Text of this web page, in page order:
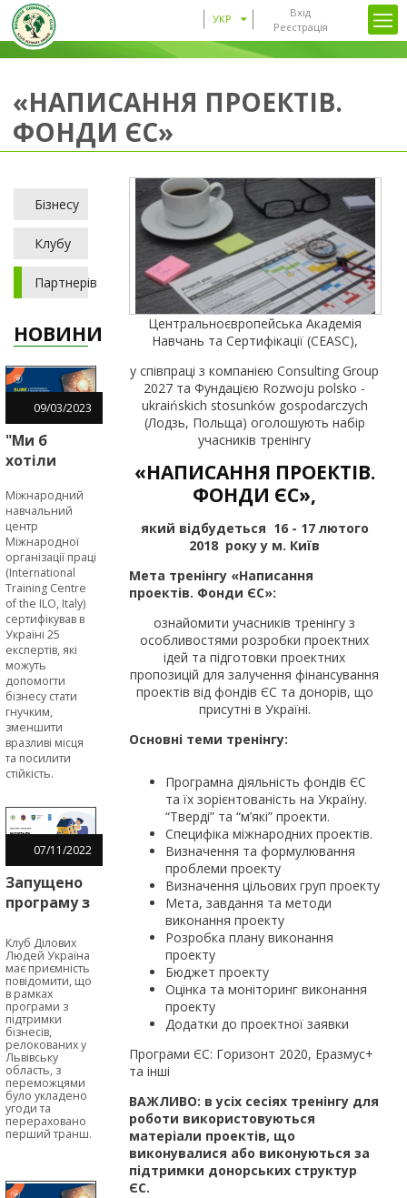
Вхід
Реєстрація
УКР
«НАПИСАННЯ ПРОЕКТІВ.
ФОНДИ ЄС»
Бізнесу
Клубу
Партнерів
НОВИНИ
09/03/2023
"Ми б
хотіли
SURE-
навчання
раніше", -
підприємці
в межах
EU4Business
Міжнародний
навчальний
центр
Міжнародної
організації праці
(International
Training Centre
of the ILO, Italy)
сертифікував в
Україні 25
експертів, які
можуть
допомогти
бізнесу стати
гнучким,
зменшити
вразливі місця
та посилити
стійкість.
07/11/2022
Запущено
програму з
мікрогрантів
для
бізнесів,
релокованих
у Львівську
область
Клуб Ділових
Людей Україна
має приємність
повідомити, що
в рамках
програми з
підтримки
бізнесів,
релокованих у
Львівську
область, з
переможцями
було укладено
угоди та
перераховано
перший транш.
Центральноєвропейська Академія
Навчань та Сертифікації (CEASC),
у співпраці з компанією Consulting Group
2027 та Фундацією Rozwoju polsko -
ukraińskich stosunków gospodarczych
(Лодзь, Польща) оголошують набір
учасників тренінгу
«НАПИСАННЯ ПРОЕКТІВ.
ФОНДИ ЄС»,
який відбудеться 16 - 17 лютого
2018 року у м. Київ
Мета тренінгу «Написання
проектів. Фонди ЄС»:
ознайомити учасників тренінгу з
особливостями розробки проектних
ідей та підготовки проектних
пропозицій для залучення фінансування
проектів від фондів ЄС та донорів, що
присутні в Україні.
Основні теми тренінгу:
Програмна діяльність фондів ЄС
та їх зорієнтованість на Україну.
“Тверді” та “м’які” проекти.
Специфіка міжнародних проектів.
Визначення та формулювання
проблеми проекту
Визначення цільових груп проекту
Мета, завдання та методи
виконання проекту
Розробка плану виконання
проекту
Бюджет проекту
Оцінка та моніторинг виконання
проекту
Додатки до проектної заявки
Програми ЄС: Горизонт 2020, Еразмус+
та інші
ВАЖЛИВО: в усіх сесіях тренінгу для
роботи використовуються
матеріали проектів, що
виконувалися або виконуються за
підтримки донорських структур
ЄС.